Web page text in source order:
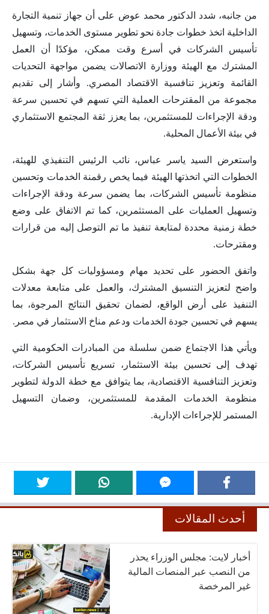
من جانبه، شدد الدكتور محمد عوض على أن جهاز تنمية التجارة
الداخلية اتخذ خطوات جادة نحو تطوير مستوى الخدمات، وتسهيل
تأسيس الشركات في أسرع وقت ممكن، مؤكدًا أن العمل
المشترك مع الهيئة ووزارة الاتصالات يضمن مواجهة التحديات
القائمة وتعزيز تنافسية الاقتصاد المصري. وأشار إلى تقديم
مجموعة من المقترحات العملية التي تسهم في تحسين سرعة
ودقة الإجراءات للمستثمرين، بما يعزز ثقة المجتمع الاستثماري
في بيئة الأعمال المحلية.
واستعرض السيد ياسر عباس، نائب الرئيس التنفيذي للهيئة،
الخطوات التي اتخذتها الهيئة فيما يخص رقمنة الخدمات وتحسين
منظومة تأسيس الشركات، بما يضمن سرعة ودقة الإجراءات
وتسهيل العمليات على المستثمرين، كما تم الاتفاق على وضع
خطة زمنية محددة لمتابعة تنفيذ ما تم التوصل إليه من قرارات
ومقترحات.
واتفق الحضور على تحديد مهام ومسؤوليات كل جهة بشكل
واضح لتعزيز التنسيق المشترك، والعمل على متابعة معدلات
التنفيذ على أرض الواقع، لضمان تحقيق النتائج المرجوة، بما
يسهم في تحسين جودة الخدمات ودعم مناخ الاستثمار في مصر.
ويأتي هذا الاجتماع ضمن سلسلة من المبادرات الحكومية التي
تهدف إلى تحسين بيئة الاستثمار، تسريع تأسيس الشركات،
وتعزيز التنافسية الاقتصادية، بما يتوافق مع خطة الدولة لتطوير
منظومة الخدمات المقدمة للمستثمرين، وضمان التسهيل
المستمر للإجراءات الإدارية.
أحدث المقالات
أخبار لايت: مجلس الوزراء يحذر
من النصب عبر المنصات المالية
غير المرخصة